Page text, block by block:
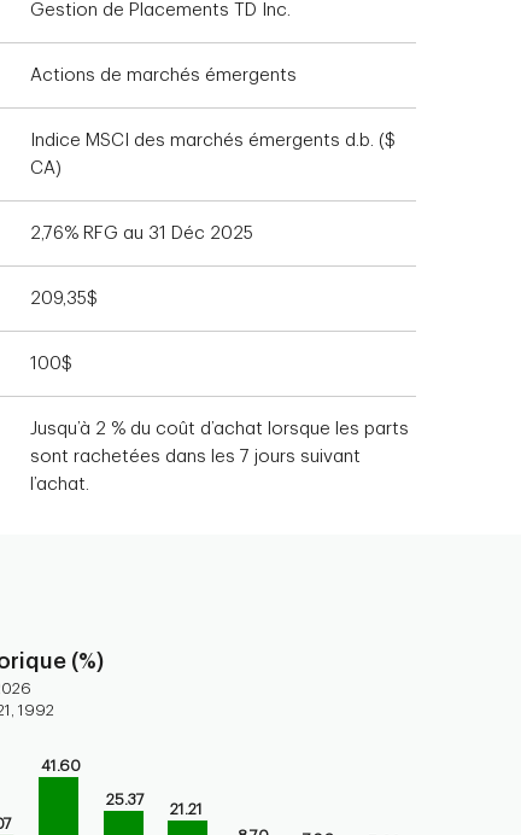
Gestion de Placements TD Inc.
Actions de marchés émergents
Indice MSCI des marchés émergents d.b. ($
CA)
2,76% RFG au 31 Déc 2025
209,35$
100$
Jusqu’à 2 % du coût d’achat lorsque les parts
sont rachetées dans les 7 jours suivant
l’achat.
(%)
1992
performance of the fund
41.60
25.37
21.21